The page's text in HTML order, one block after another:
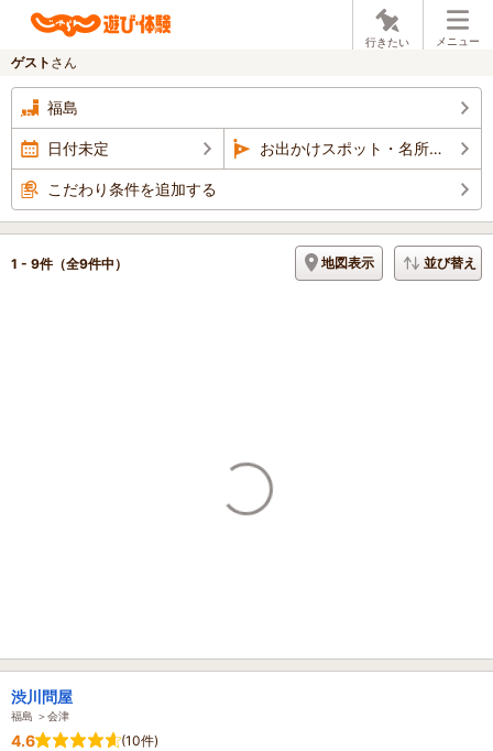
行きたい メニュー
ゲスト さん
福島
日付未定 お出かけスポット・名所巡り
こだわり条件を追加する
1 - 9件（全9件中） 地図表示 並び替え
渋川問屋
福島 ＞会津
4.6 (10件)